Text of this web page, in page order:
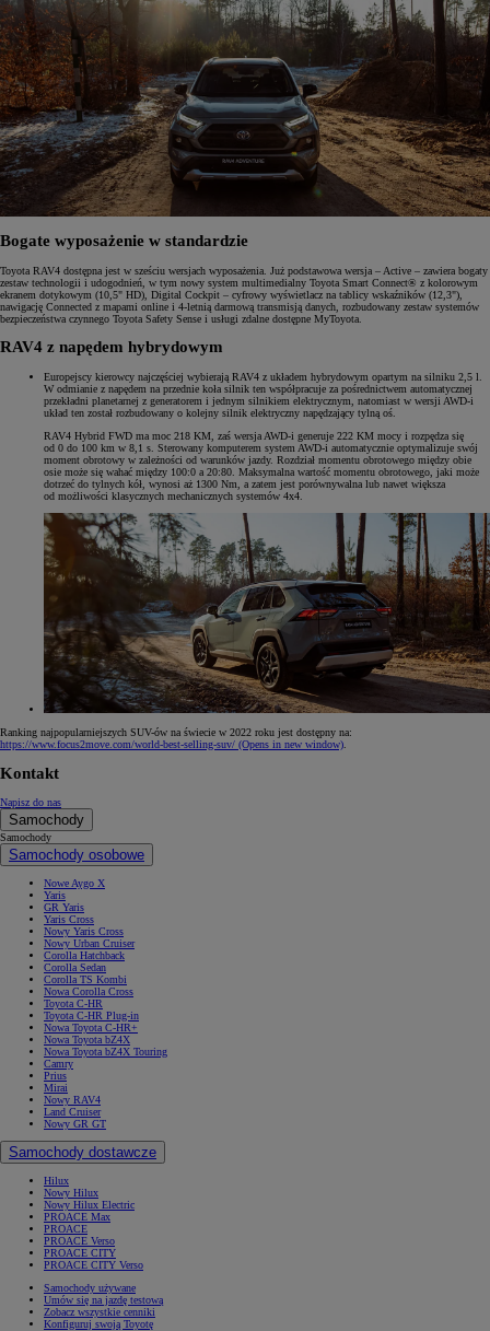
Bogate wyposażenie w standardzie
Toyota RAV4 dostępna jest w sześciu wersjach wyposażenia. Już podstawowa wersja – Active – zawiera bogaty
zestaw technologii i udogodnień, w tym nowy system multimedialny Toyota Smart Connect® z kolorowym
ekranem dotykowym (10,5" HD), Digital Cockpit – cyfrowy wyświetlacz na tablicy wskaźników (12,3"),
nawigację Connected z mapami online i 4-letnią darmową transmisją danych, rozbudowany zestaw systemów
bezpieczeństwa czynnego Toyota Safety Sense i usługi zdalne dostępne MyToyota.
RAV4 z napędem hybrydowym
Europejscy kierowcy najczęściej wybierają RAV4 z układem hybrydowym opartym na silniku 2,5 l.
W odmianie z napędem na przednie koła silnik ten współpracuje za pośrednictwem automatycznej
przekładni planetarnej z generatorem i jednym silnikiem elektrycznym, natomiast w wersji AWD-i
układ ten został rozbudowany o kolejny silnik elektryczny napędzający tylną oś.
RAV4 Hybrid FWD ma moc 218 KM, zaś wersja AWD-i generuje 222 KM mocy i rozpędza się
od 0 do 100 km w 8,1 s. Sterowany komputerem system AWD-i automatycznie optymalizuje swój
moment obrotowy w zależności od warunków jazdy. Rozdział momentu obrotowego między obie
osie może się wahać między 100:0 a 20:80. Maksymalna wartość momentu obrotowego, jaki może
dotrzeć do tylnych kół, wynosi aż 1300 Nm, a zatem jest porównywalna lub nawet większa
od możliwości klasycznych mechanicznych systemów 4x4.
Ranking najpopularniejszych SUV-ów na świecie w 2022 roku jest dostępny na:
https://www.focus2move.com/world-best-selling-suv/ (Opens in new window)
Kontakt
Napisz do nas
Samochody
Samochody
Samochody osobowe
Nowe Aygo X
Yaris
GR Yaris
Yaris Cross
Nowy Yaris Cross
Nowy Urban Cruiser
Corolla Hatchback
Corolla Sedan
Corolla TS Kombi
Nowa Corolla Cross
Toyota C-HR
Toyota C-HR Plug-in
Nowa Toyota C-HR+
Nowa Toyota bZ4X
Nowa Toyota bZ4X Touring
Camry
Prius
Mirai
Nowy RAV4
Land Cruiser
Nowy GR GT
Samochody dostawcze
Hilux
Nowy Hilux
Nowy Hilux Electric
PROACE Max
PROACE
PROACE Verso
PROACE CITY
PROACE CITY Verso
Samochody używane
Umów się na jazdę testową
Zobacz wszystkie cenniki
Konfiguruj swoją Toyotę